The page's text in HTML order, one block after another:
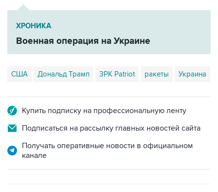
ХРОНИКА
Военная операция на Украине
США Дональд Трамп ЗРК Patriot ракеты Украина
Купить подписку на профессиональную ленту
Подписаться на рассылку главных новостей сайта
Получать оперативные новости в официальном
канале